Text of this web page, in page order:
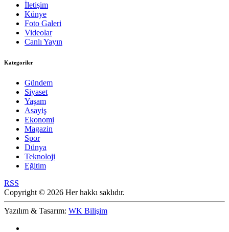
İletişim
Künye
Foto Galeri
Videolar
Canlı Yayın
Kategoriler
Gündem
Siyaset
Yaşam
Asayiş
Ekonomi
Magazin
Spor
Dünya
Teknoloji
Eğitim
RSS
Copyright © 2026 Her hakkı saklıdır.
Yazılım & Tasarım: WK Bilişim